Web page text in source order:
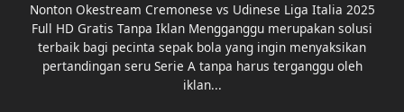
Nonton Okestream Cremonese vs Udinese Liga Italia 2025
Full HD Gratis Tanpa Iklan Mengganggu merupakan solusi
terbaik bagi pecinta sepak bola yang ingin menyaksikan
pertandingan seru Serie A tanpa harus terganggu oleh
iklan...